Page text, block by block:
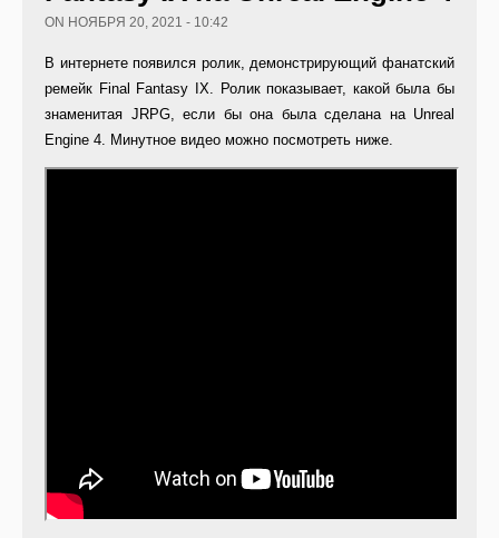
ON НОЯБРЯ 20, 2021 - 10:42
В интернете появился ролик, демонстрирующий фанатский
ремейк Final Fantasy IX. Ролик показывает, какой была бы
знаменитая JRPG, если бы она была сделана на Unreal
Engine 4. Минутное видео можно посмотреть ниже.